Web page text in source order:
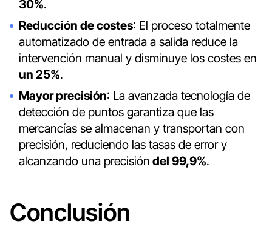
30%.
Reducción de costes: El proceso totalmente
automatizado de entrada a salida reduce la
intervención manual y disminuye los costes en
un 25%.
Mayor precisión: La avanzada tecnología de
detección de puntos garantiza que las
mercancías se almacenan y transportan con
precisión, reduciendo las tasas de error y
alcanzando una precisión del 99,9%.
Conclusión